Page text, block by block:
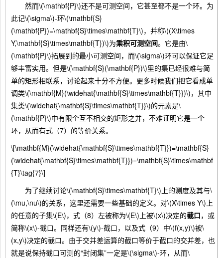
然而\(\mathbf{P}\)还不是可测空间，它甚至都不是一个环。为
此记\(\sigma\)-环\(\mathbf{S}
(\mathbf{P})=\mathbf{S}\times\mathbf{T}\)，并称\((X\times
Y,\mathbf{S}\times\mathbf{T})\)为乘积可测空间。它是由\
(\mathbf{P}\)拓展到的最小可测空间，而\(\sigma\)环可以保证它足
够丰富实用。但是\(\mathbf{S}(\mathbf{P})\)里的集已经很难与简
单的矩形相联系，讨论起来十分不方便。更多时候我们把它看成单
调类\(\mathbf{M}(\widehat{\mathbf{S}\times\mathbf{T}})\)，其中
集类\(\widehat{\mathbf{S}\times\mathbf{T}}\)的元素是\
(\mathbf{P}\)中有限个互不相交的矩形之并，不难证明它是一个
环，从而有式（7）的等价关系。
\[\mathbf{M}(\widehat{\mathbf{S}\times\mathbf{T}})=\mathbf{S}
(\widehat{\mathbf{S}\times\mathbf{T}})=\mathbf{S}\times\mathbf
{T}\tag{7}\]
为了继续讨论\(\mathbf{S}\times\mathbf{T}\)上的测度及其与\
(\mu,\nu\)的关系，这里还需要一些基础的定义。对\(X\times Y\)上
的任意的子集\(E\)，式（8）左被称为\(E\)上被\(x\)决定的截口，或
简称\(x\)-截口。同样还有\(y\)-截口，以及式（9）中\(f(x,y)\)被\
(x,y\)决定的截口。由于交并差运算的截口等价于截口的交并差，也
就是说保持截口可测的“封闭集”一定是\(\sigma\)-环，从而\